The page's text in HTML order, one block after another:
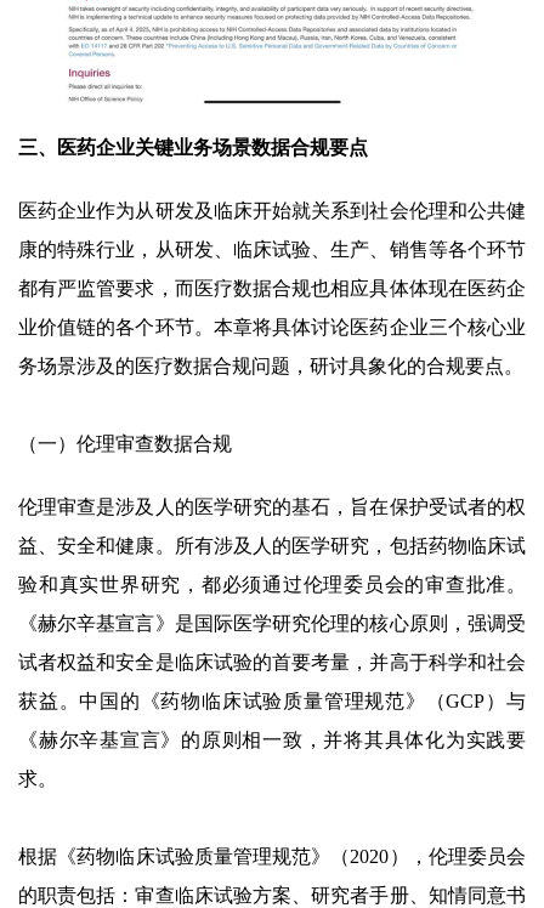
三、医药企业关键业务场景数据合规要点
医药企业作为从研发及临床开始就关系到社会伦理和公共健
康的特殊行业，从研发、临床试验、生产、销售等各个环节
都有严监管要求，而医疗数据合规也相应具体体现在医药企
业价值链的各个环节。本章将具体讨论医药企业三个核心业
务场景涉及的医疗数据合规问题，研讨具象化的合规要点。
（一）伦理审查数据合规
伦理审查是涉及人的医学研究的基石，旨在保护受试者的权
益、安全和健康。所有涉及人的医学研究，包括药物临床试
验和真实世界研究，都必须通过伦理委员会的审查批准。
《赫尔辛基宣言》是国际医学研究伦理的核心原则，强调受
试者权益和安全是临床试验的首要考量，并高于科学和社会
获益。中国的《药物临床试验质量管理规范》（GCP）与
《赫尔辛基宣言》的原则相一致，并将其具体化为实践要
求。
根据《药物临床试验质量管理规范》（2020），伦理委员会
的职责包括：审查临床试验方案、研究者手册、知情同意书